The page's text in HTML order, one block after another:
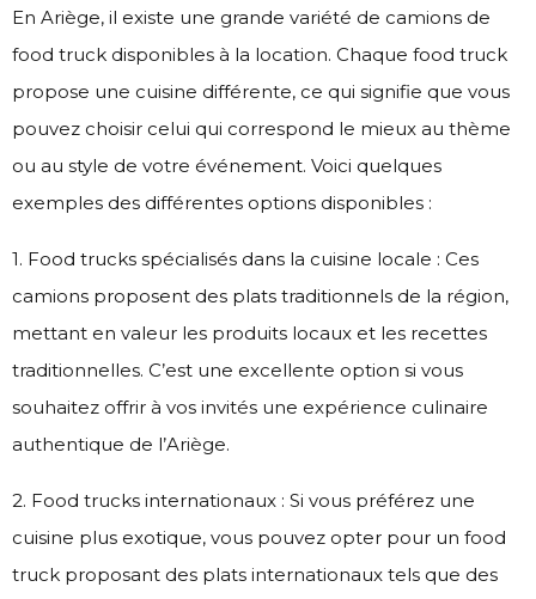
En Ariège, il existe une grande variété de camions de
food truck disponibles à la location. Chaque food truck
propose une cuisine différente, ce qui signifie que vous
pouvez choisir celui qui correspond le mieux au thème
ou au style de votre événement. Voici quelques
exemples des différentes options disponibles :
1. Food trucks spécialisés dans la cuisine locale : Ces
camions proposent des plats traditionnels de la région,
mettant en valeur les produits locaux et les recettes
traditionnelles. C’est une excellente option si vous
souhaitez offrir à vos invités une expérience culinaire
authentique de l’Ariège.
2. Food trucks internationaux : Si vous préférez une
cuisine plus exotique, vous pouvez opter pour un food
truck proposant des plats internationaux tels que des